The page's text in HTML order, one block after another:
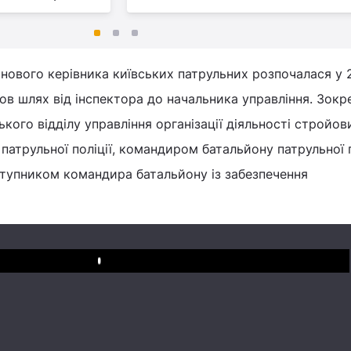
керівника київських патрульних розпочалася у
шлях від інспектора до начальника управління.
відділу управління організації діяльності
поліції, командиром батальйону патрульної
командира батальйону із забезпечення
Play